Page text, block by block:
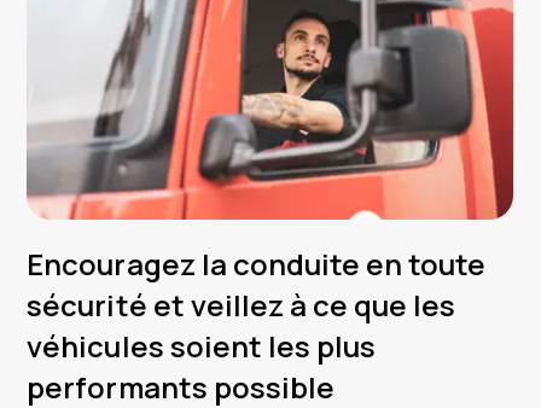
Encouragez la conduite en toute
sécurité et veillez à ce que les
véhicules soient les plus
performants possible